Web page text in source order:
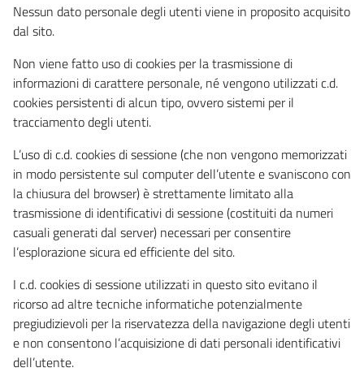
Nessun dato personale degli utenti viene in proposito acquisito
dal sito.
Non viene fatto uso di cookies per la trasmissione di
informazioni di carattere personale, né vengono utilizzati c.d.
cookies persistenti di alcun tipo, ovvero sistemi per il
tracciamento degli utenti.
L’uso di c.d. cookies di sessione (che non vengono memorizzati
in modo persistente sul computer dell’utente e svaniscono con
la chiusura del browser) è strettamente limitato alla
trasmissione di identificativi di sessione (costituiti da numeri
casuali generati dal server) necessari per consentire
l’esplorazione sicura ed efficiente del sito.
I c.d. cookies di sessione utilizzati in questo sito evitano il
ricorso ad altre tecniche informatiche potenzialmente
pregiudizievoli per la riservatezza della navigazione degli utenti
e non consentono l’acquisizione di dati personali identificativi
dell’utente.